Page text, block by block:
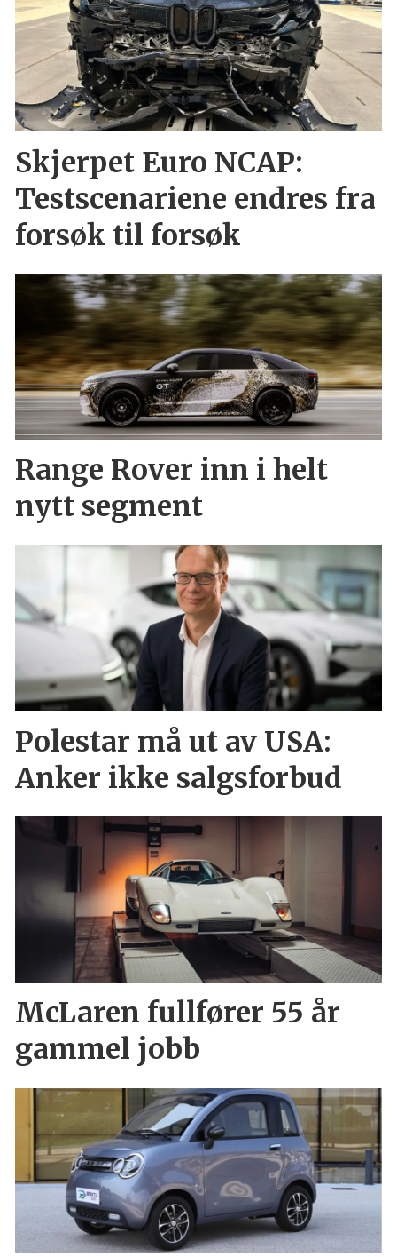
Skjerpet Euro NCAP:
Testscenariene endres fra
forsøk til forsøk
Range Rover inn i helt
nytt segment
Polestar må ut av USA:
Anker ikke salgsforbud
McLaren fullfører 55 år
gammel jobb